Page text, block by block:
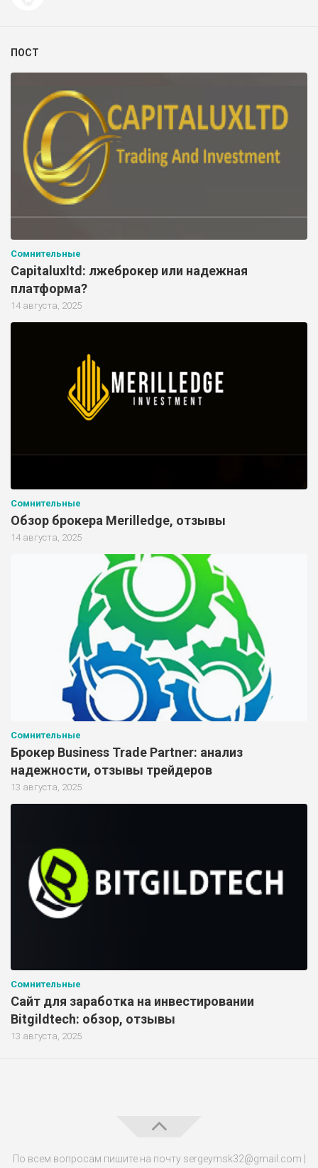
ПОСТ
Сомнительные
Capitaluxltd: лжеброкер или надежная
платформа?
14 августа, 2025
Сомнительные
Обзор брокера Merilledge, отзывы
14 августа, 2025
Сомнительные
Брокер Business Trade Partner: анализ
надежности, отзывы трейдеров
13 августа, 2025
Сомнительные
Сайт для заработка на инвестировании
Bitgildtech: обзор, отзывы
13 августа, 2025
По всем вопросам пишите на почту sergeymsk32@gmail.com |